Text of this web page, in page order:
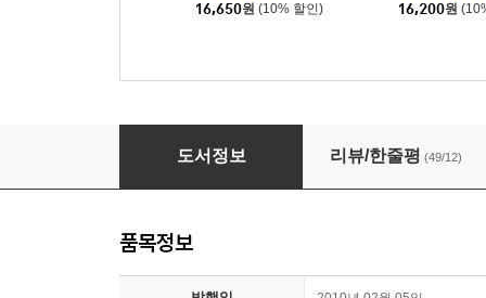
16,650원 (10% 할인) 16,200원
철학적 시 읽기의 즐거움
도서정보 리뷰/한줄평 (49/12)
품목정보